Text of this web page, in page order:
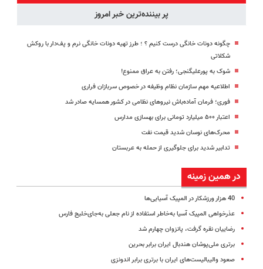
پر بیننده‌ترین خبر امروز
چگونه دونات خانگی درست کنیم ؟ ؛ طرز تهیه دونات خانگی نرم و پف‌دار با روکش
شکلاتی
شوک به پورعلیگنجی؛ رفتن به عراق ممنوع!
اطلاعیه مهم سازمان نظام وظیفه در خصوص سربازان فراری
فوری؛ فرمان آماده‌باش نیروهای نظامی در کشور همسایه صادر شد
اعتبار ۵۰۰ میلیارد تومانی برای بهسازی مدارس
محرک‌های نوسان شدید قیمت نفت
تدابیر شدید برای جلوگیری از حمله به عربستان
در همین زمینه
40 هزار ورزشکار در المپیک آسیایی‌ها
عذرخواهی المپیک آسیا به‌خاطر استفاده از نام جعلی به‌جای‌خلیج فارس
رضاییان نقره گرفت، پانزوان چهارم شد
برتری ملی‌پوشان هندبال ایران برابر بحرین
صعود والیبالیست‌های ایران با برتری برابر اندونزی